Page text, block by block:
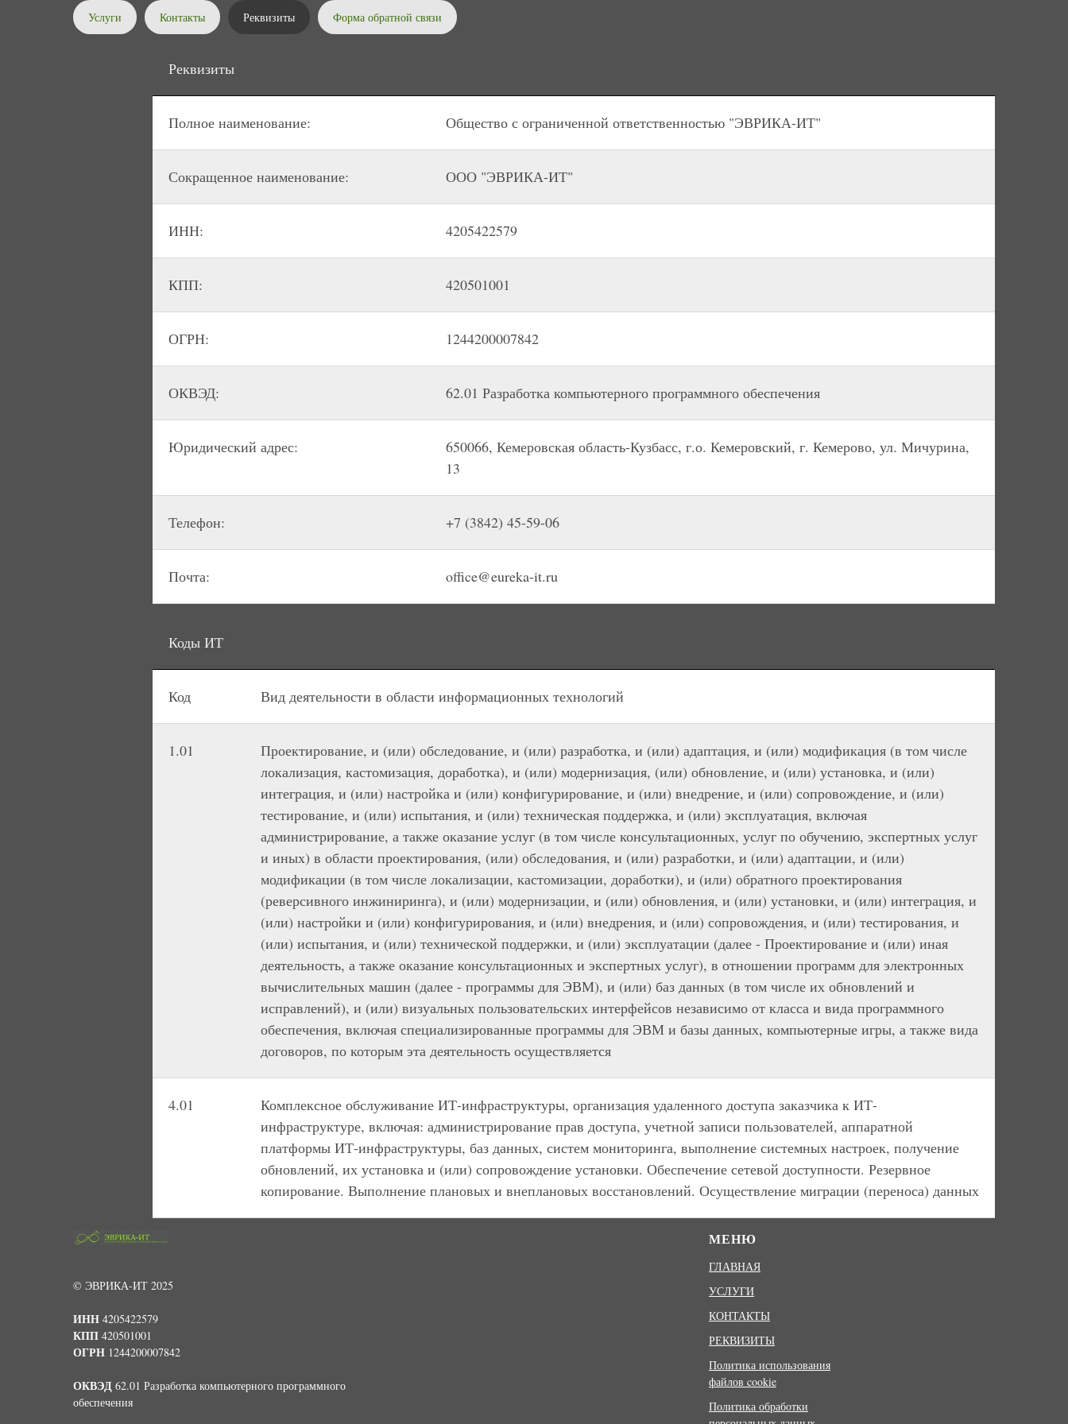
Услуги Контакты Реквизиты Форма обратной связи
Реквизиты
Полное наименование: Общество с ограниченной ответственностью "ЭВРИКА-ИТ"
Сокращенное наименование: ООО "ЭВРИКА-ИТ"
ИНН: 4205422579
КПП: 420501001
ОГРН: 1244200007842
ОКВЭД: 62.01 Разработка компьютерного программного обеспечения
Юридический адрес:
650066, Кемеровская область-Кузбасс, г.о. Кемеровский, г. Кемерово, ул. Мичурина,
13
Телефон: +7 (3842) 45-59-06
Почта: office@eureka-it.ru
Коды ИТ
Код Вид деятельности в области информационных технологий
1.01
Проектирование, и (или) обследование, и (или) разработка, и (или) адаптация, и (или) модификация (в том числе
локализация, кастомизация, доработка), и (или) модернизация, (или) обновление, и (или) установка, и (или)
интеграция, и (или) настройка и (или) конфигурирование, и (или) внедрение, и (или) сопровождение, и (или)
тестирование, и (или) испытания, и (или) техническая поддержка, и (или) эксплуатация, включая
администрирование, а также оказание услуг (в том числе консультационных, услуг по обучению, экспертных услуг
и иных) в области проектирования, (или) обследования, и (или) разработки, и (или) адаптации, и (или)
модификации (в том числе локализации, кастомизации, доработки), и (или) обратного проектирования
(реверсивного инжиниринга), и (или) модернизации, и (или) обновления, и (или) установки, и (или) интеграция, и
(или) настройки и (или) конфигурирования, и (или) внедрения, и (или) сопровождения, и (или) тестирования, и
(или) испытания, и (или) технической поддержки, и (или) эксплуатации (далее - Проектирование и (или) иная
деятельность, а также оказание консультационных и экспертных услуг), в отношении программ для электронных
вычислительных машин (далее - программы для ЭВМ), и (или) баз данных (в том числе их обновлений и
исправлений), и (или) визуальных пользовательских интерфейсов независимо от класса и вида программного
обеспечения, включая специализированные программы для ЭВМ и базы данных, компьютерные игры, а также вида
договоров, по которым эта деятельность осуществляется
4.01
Комплексное обслуживание ИТ-инфраструктуры, организация удаленного доступа заказчика к ИТ-
инфраструктуре, включая: администрирование прав доступа, учетной записи пользователей, аппаратной
платформы ИТ-инфраструктуры, баз данных, систем мониторинга, выполнение системных настроек, получение
обновлений, их установка и (или) сопровождение установки. Обеспечение сетевой доступности. Резервное
копирование. Выполнение плановых и внеплановых восстановлений. Осуществление миграции (переноса) данных
© ЭВРИКА-ИТ 2025
ИНН 4205422579
КПП 420501001
ОГРН 1244200007842
ОКВЭД 62.01 Разработка компьютерного программного
обеспечения
МЕНЮ
ГЛАВНАЯ
УСЛУГИ
КОНТАКТЫ
РЕКВИЗИТЫ
Политика использования
файлов cookie
Политика обработки